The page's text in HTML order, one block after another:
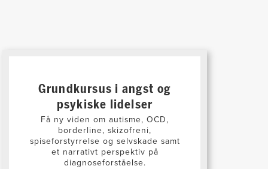
Grundkursus i angst og
psykiske lidelser
Få ny viden om autisme, OCD,
borderline, skizofreni,
spiseforstyrrelse og selvskade samt
et narrativt perspektiv på
diagnoseforståelse.